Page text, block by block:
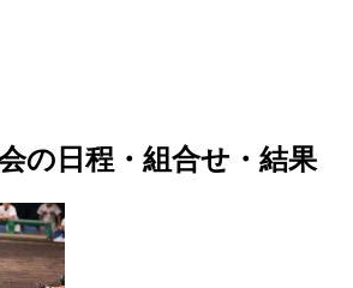
の日程・組合せ・結果